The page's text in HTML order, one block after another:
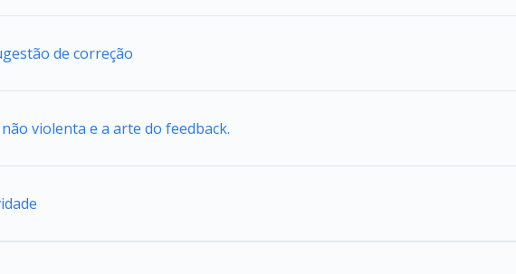
de correção
violenta e a arte do feedback.